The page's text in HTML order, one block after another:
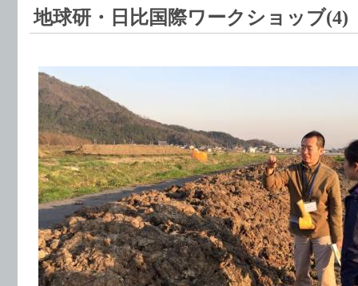
地球研・日比国際ワークショッブ(4)